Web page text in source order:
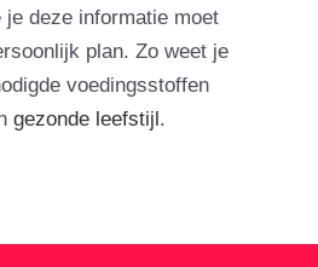
deze informatie moet
plan. Zo weet je
voedingsstoffen
gezonde leefstijl.